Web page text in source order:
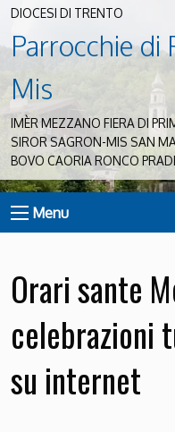
DIOCESI DI TRENTO
Parrocchie di
Mis
IMÈR MEZZANO FIERA DI
SIROR SAGRON-MIS SAN
BOVO CAORIA RONCO
Menu
Orari sante
celebrazioni
su internet